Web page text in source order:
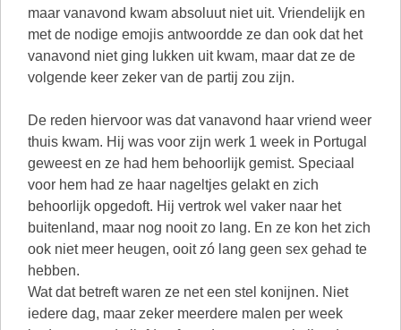
maar vanavond kwam absoluut niet uit. Vriendelijk en
met de nodige emojis antwoordde ze dan ook dat het
vanavond niet ging lukken uit kwam, maar dat ze de
volgende keer zeker van de partij zou zijn.
De reden hiervoor was dat vanavond haar vriend weer
thuis kwam. Hij was voor zijn werk 1 week in Portugal
geweest en ze had hem behoorlijk gemist. Speciaal
voor hem had ze haar nageltjes gelakt en zich
behoorlijk opgedoft. Hij vertrok wel vaker naar het
buitenland, maar nog nooit zo lang. En ze kon het zich
ook niet meer heugen, ooit zó lang geen sex gehad te
hebben.
Wat dat betreft waren ze net een stel konijnen. Niet
iedere dag, maar zeker meerdere malen per week